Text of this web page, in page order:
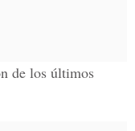
de los últimos